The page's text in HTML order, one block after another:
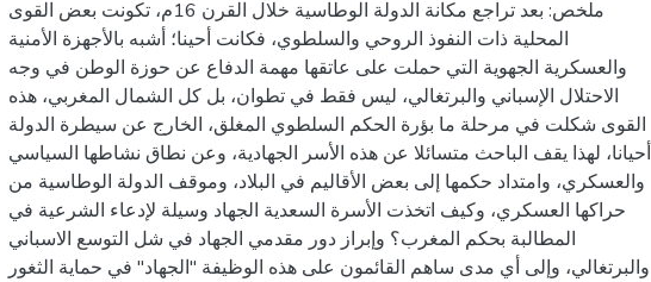
ملخص: بعد تراجع مكانة الدولة الوطاسية خلال القرن 16م، تكونت بعض القوى
المحلية ذات النفوذ الروحي والسلطوي، فكانت أحينا؛ أشبه بالأجهزة الأمنية
والعسكرية الجهوية التي حملت على عاتقها مهمة الدفاع عن حوزة الوطن في وجه
الاحتلال الإسباني والبرتغالي، ليس فقط في تطوان، بل كل الشمال المغربي، هذه
القوى شكلت في مرحلة ما بؤرة الحكم السلطوي المغلق، الخارج عن سيطرة الدولة
أحيانا، لهذا يقف الباحث متسائلا عن هذه الأسر الجهادية، وعن نطاق نشاطها السياسي
والعسكري، وامتداد حكمها إلى بعض الأقاليم في البلاد، وموقف الدولة الوطاسية من
حراكها العسكري، وكيف اتخذت الأسرة السعدية الجهاد وسيلة لإدعاء الشرعية في
المطالبة بحكم المغرب؟ وإبراز دور مقدمي الجهاد في شل التوسع الاسباني
والبرتغالي، وإلى أي مدى ساهم القائمون على هذه الوظيفة "الجهاد" في حماية الثغور